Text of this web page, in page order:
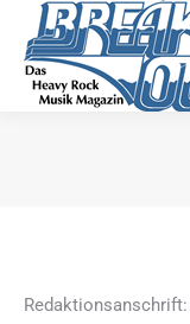
Redaktionsanschrift: